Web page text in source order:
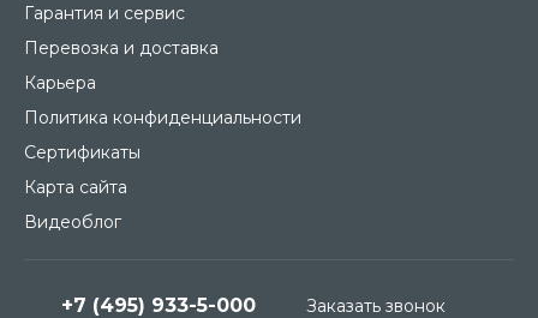
Гарантия и сервис
Перевозка и доставка
Карьера
Политика конфиденциальности
Сертификаты
Карта сайта
Видеоблог
+7 (495) 933-5-000 Заказать звонок